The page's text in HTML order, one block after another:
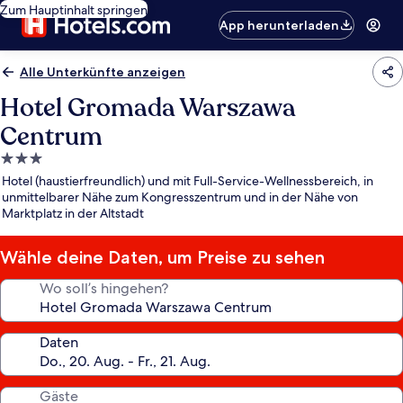
Zum Hauptinhalt springen
App herunterladen
Alle Unterkünfte anzeigen
Hotel Gromada Warszawa
Centrum
3.0-
Sterne-
Unterkunft
Hotel (haustierfreundlich) und mit Full-Service-Wellnessbereich, in
unmittelbarer Nähe zum Kongresszentrum und in der Nähe von
Marktplatz in der Altstadt
Wähle deine Daten, um Preise zu sehen
Wo soll’s hingehen?
Daten
Gäste